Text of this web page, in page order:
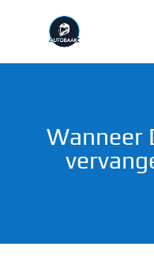
Wanneer